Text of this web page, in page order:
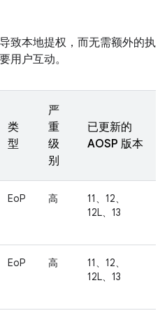
致本地提权，而无需额外的执
用户互动。
类
型
严
重
级
别
已更新的
AOSP 版本
EoP 高
11、12、
12L、13
EoP 高
11、12、
12L、13